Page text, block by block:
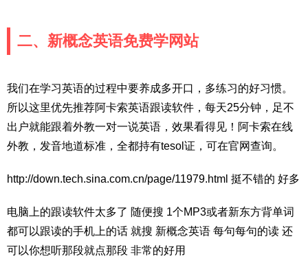
二、新概念英语免费学网站
我们在学习英语的过程中要养成多开口，多练习的好习惯。
所以这里优先推荐阿卡索英语跟读软件，每天25分钟，足不
出户就能跟着外教一对一说英语，效果看得见！阿卡索在线
外教，发音地道标准，全都持有tesol证，可在官网查询。
http://down.tech.sina.com.cn/page/11979.html 挺不错的 好多
电脑上的跟读软件太多了 随便搜 1个MP3或者新东方背单词
都可以跟读的手机上的话 就搜 新概念英语 每句每句的读 还
可以你想听那段就点那段 非常的好用